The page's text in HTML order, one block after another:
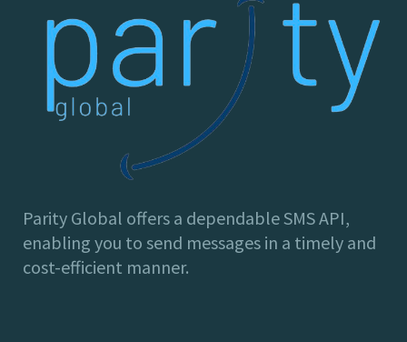
Parity Global offers a dependable SMS API,
enabling you to send messages in a timely and
cost-efficient manner.